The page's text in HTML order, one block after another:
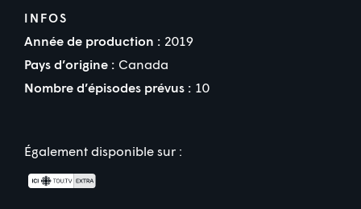
INFOS
Année de production : 2019
Pays d’origine : Canada
Nombre d’épisodes prévus : 10
Également disponible sur :